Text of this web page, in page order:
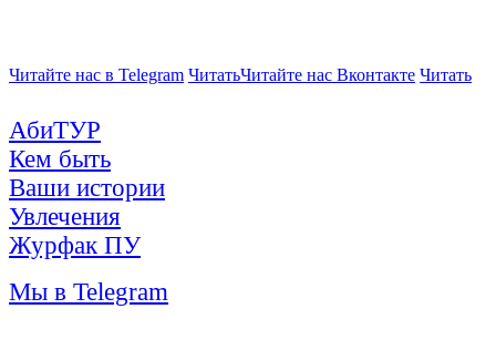
Читайте нас в Telegram ЧитатьЧитайте нас Вконтакте Читать
АбиТУР
Кем быть
Ваши истории
Увлечения
Журфак ПУ
Мы в Telegram